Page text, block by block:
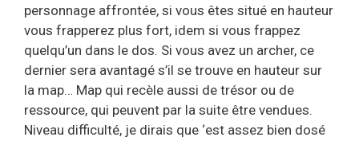
personnage affrontée, si vous êtes situé en hauteur
vous frapperez plus fort, idem si vous frappez
quelqu’un dans le dos. Si vous avez un archer, ce
dernier sera avantagé s’il se trouve en hauteur sur
la map… Map qui recèle aussi de trésor ou de
ressource, qui peuvent par la suite être vendues.
Niveau difficulté, je dirais que ‘est assez bien dosé